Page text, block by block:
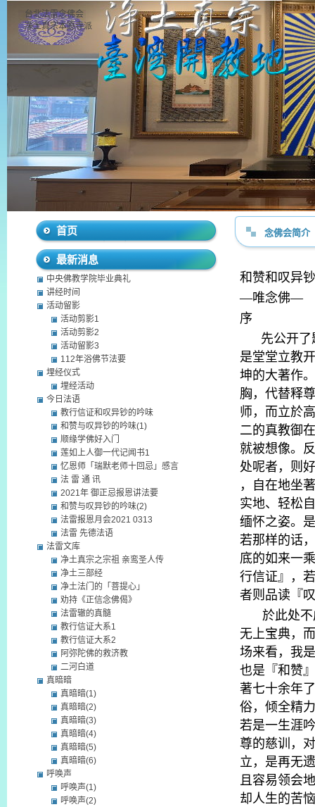
台北法雷念佛会
净土真宗本愿寺派
念佛会简介
和赞和叹异
—唯念佛—
序
先公开
是堂堂立教
坤的大著作
胸，代替释
师，而立於
二的真教御
就被想像。
处呢者，则
，自在地坐
实地、轻松
缅怀之姿。
若那样的话
底的如来一
行信证』，
者则品读『
於此处
无上宝典，
场来看，我
也是『和赞
著七十余年
俗，倾全精
若是一生涯
尊的慈训，
立，是再无
且容易领会
却人生的苦
首页
最新消息
中央佛教学院毕业典礼
讲经时间
活动留影
活动剪影1
活动剪影2
活动留影3
112年浴佛节法要
埋经仪式
埋经活动
今日法语
教行信证和叹异钞的吟味
和赞与叹异钞的吟味(1)
顺缘学佛好入门
莲如上人御一代记闻书1
忆恩师「瑞默老师十回忌」感言
法 雷 通 讯
2021年 御正忌报恩讲法要
和赞与叹异钞的吟味(2)
法雷报恩月会2021 0313
法雷 先德法语
法雷文库
净土真宗之宗祖 亲鸾圣人传
净土三部经
净土法门的「菩提心」
劝持《正信念佛偈》
法雷辙的真髓
教行信证大系1
教行信证大系2
阿弥陀佛的救济教
二河白道
真暗暗
真暗暗(1)
真暗暗(2)
真暗暗(3)
真暗暗(4)
真暗暗(5)
真暗暗(6)
呼唤声
呼唤声(1)
呼唤声(2)